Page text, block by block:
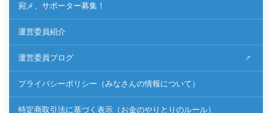
宛メ、サポーター募集！
運営委員紹介
運営委員ブログ
プライバシーポリシー（みなさんの情報について）
特定商取引法に基づく表示（お金のやりとりのルール）